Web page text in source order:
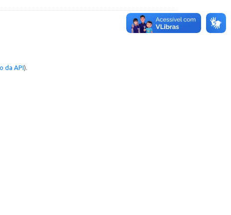
da API).